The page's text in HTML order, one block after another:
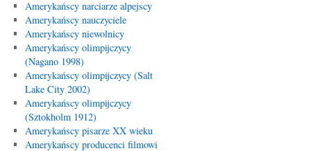
Amerykańscy narciarze alpejscy
Amerykańscy nauczyciele
Amerykańscy niewolnicy
Amerykańscy olimpijczycy
(Nagano 1998)
Amerykańscy olimpijczycy (Salt
Lake City 2002)
Amerykańscy olimpijczycy
(Sztokholm 1912)
Amerykańscy pisarze XX wieku
Amerykańscy producenci filmowi